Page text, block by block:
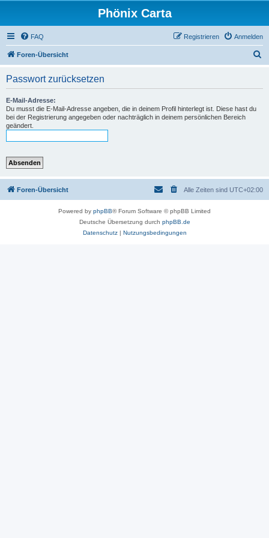
Phönix Carta
FAQ Anmelden
Registrieren
Foren-Übersicht
Passwort zurücksetzen
E-Mail-Adresse:
Du musst die E-Mail-Adresse angeben, die in deinem Profil hinterlegt ist. Diese hast du
bei der Registrierung angegeben oder nachträglich in deinem persönlichen Bereich
geändert.
Foren-Übersicht Alle Zeiten sind UTC+02:00
Powered by phpBB® Forum Software © phpBB Limited
Deutsche Übersetzung durch phpBB.de
Datenschutz| Nutzungsbedingungen